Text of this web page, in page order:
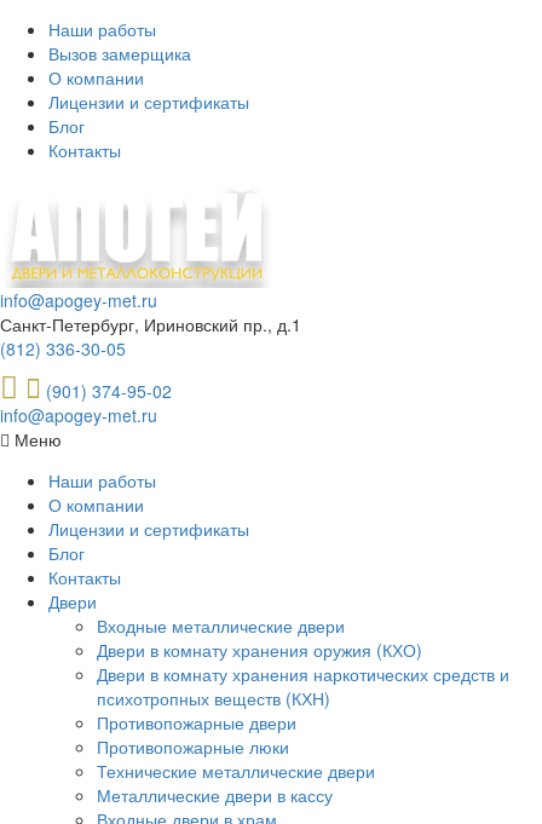
Наши работы
Вызов замерщика
О компании
Лицензии и сертификаты
Блог
Контакты
info@apogey-met.ru
Санкт-Петербург, Ириновский пр., д.1
(812) 336-30-05
(901) 374-95-02
info@apogey-met.ru
Меню
Наши работы
О компании
Лицензии и сертификаты
Блог
Контакты
Двери
Входные металлические двери
Двери в комнату хранения оружия (КХО)
Двери в комнату хранения наркотических средств и
психотропных веществ (КХН)
Противопожарные двери
Противопожарные люки
Технические металлические двери
Металлические двери в кассу
Входные двери в храм